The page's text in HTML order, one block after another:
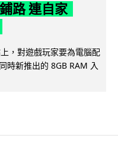
路 連自家
，對遊戲玩家要為電腦配
時新推出的 8GB RAM 入